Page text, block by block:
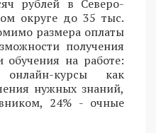
рублей в Северо-
округе до 35 тыс.
размера оплаты
получения
обучения на работе:
курсы как
нужных знаний,
24% - очные